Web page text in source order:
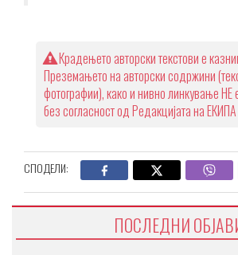
Крадењето авторски текстови е
Преземањето на авторски содржини
фотографии), како и нивно линкување НЕ
без согласност од Редакцијата на ЕКИПА
СПОДЕЛИ:
ПОСЛЕДНИ